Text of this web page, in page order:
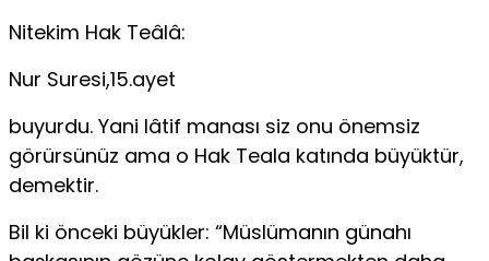
Nitekim Hak Teâlâ:
Nur Suresi,15.ayet
buyurdu. Yani lâtif manası siz onu önemsiz
görürsünüz ama o Hak Teala katında büyüktür,
demektir.
Bil ki önceki büyükler: “Müslümanın günahı